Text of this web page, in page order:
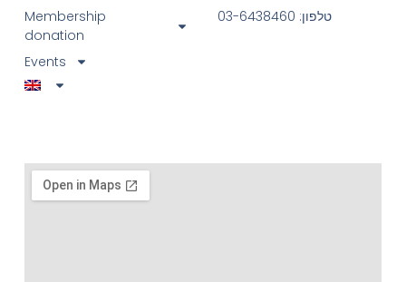
Membership
donation
Events
טלפון: 03-6438460